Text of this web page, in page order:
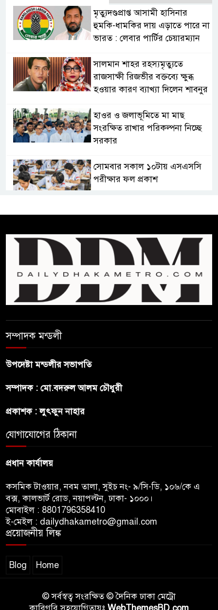
মৃত্যুদণ্ডপ্রাপ্ত আসামী হাসিনার
হুমকি-ধামকির দায় এড়াতে পারে না
ভারত : লেবার পার্টির চেয়ারম্যান
সালমান শাহর রহস্যমৃত্যুতে
রাজসাক্ষী রিজভীর বক্তব্যে ক্ষুব্ধ
হওয়ার কারণ ব্যাখ্যা দিলেন শাবনুর
হাওর ও জলাভূমিতে মা মাছ
সংরক্ষিত রাখার পরিকল্পনা নিচ্ছে
সরকার
সোমবার সকাল ১০টায় এসএসসি
পরীক্ষার ফল প্রকাশ
প্রধানমন্ত্রী
ফিফা সভাপতির বিরুদ্ধে এবার
‘নারী সংক্রান্ত অভিযোগ
ছেলেকে নিয়ে রোনালদোর যে বড়
ট্রাম্পের ৪০ কোটি ডলারের ‘বলরুম
সম্পাদক মন্ডলী
উপদেষ্টা মন্ডলীর সভাপতি
সম্পাদক : মো.বদরুল আলম চৌধুরী
প্রকাশক : লুৎফুন নাহার
যোগাযোগের ঠিকানা
প্রধান কার্যালয়
কসমিক টাওয়ার, নবম তালা, সুইচ নং- ৯/সি-ডি, ১০৬/কে এ
বক্স, কালভার্ট রোড, নয়াপল্টন, ঢাকা- ১০০০।
মোবাইল : 8801796358410
ই-মেইল : dailydhakametro@gmail.com
প্রয়োজনীয় লিঙ্ক
Blog Home
© সর্বস্বত্ব সংরক্ষিত © দৈনিক ঢাকা মেট্রো